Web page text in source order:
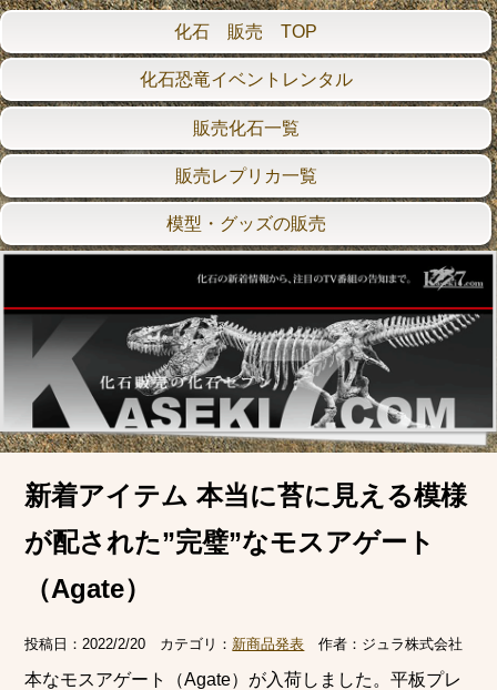
化石 販売 TOP
化石恐竜イベントレンタル
販売化石一覧
販売レプリカ一覧
模型・グッズの販売
新着アイテム 本当に苔に見える模様
が配された”完璧”なモスアゲート
（Agate）
投稿日：2022/2/20 カテゴリ： 新商品発表 作者： ジュラ株式会社
本なモスアゲート（Agate）が入荷しました。平板プレ